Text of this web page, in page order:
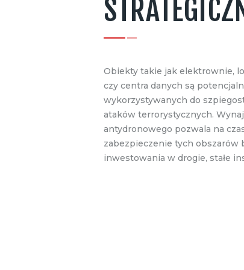
Obiekty takie jak elektrownie,
czy centra danych są
wykorzystywanych do
ataków terrorystycznych.
antydronowego pozwala na
zabezpieczenie tych obszarów
inwestowania w drogie, stałe